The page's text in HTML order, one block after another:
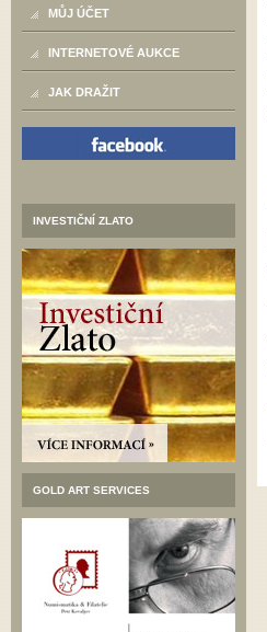
MŮJ ÚČET
INTERNETOVÉ AUKCE
JAK DRAŽIT
INVESTIČNÍ ZLATO
GOLD ART SERVICES